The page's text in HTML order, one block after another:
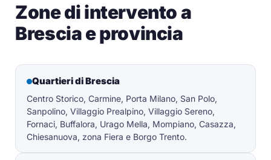
Zone di intervento a
Brescia e provincia
Quartieri di Brescia
Centro Storico, Carmine, Porta Milano, San Polo,
Sanpolino, Villaggio Prealpino, Villaggio Sereno,
Fornaci, Buffalora, Urago Mella, Mompiano, Casazza,
Chiesanuova, zona Fiera e Borgo Trento.